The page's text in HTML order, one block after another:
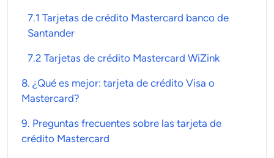
7.1 Tarjetas de crédito Mastercard banco de
Santander
7.2 Tarjetas de crédito Mastercard WiZink
8. ¿Qué es mejor: tarjeta de crédito Visa o
Mastercard?
9. Preguntas frecuentes sobre las tarjeta de
crédito Mastercard